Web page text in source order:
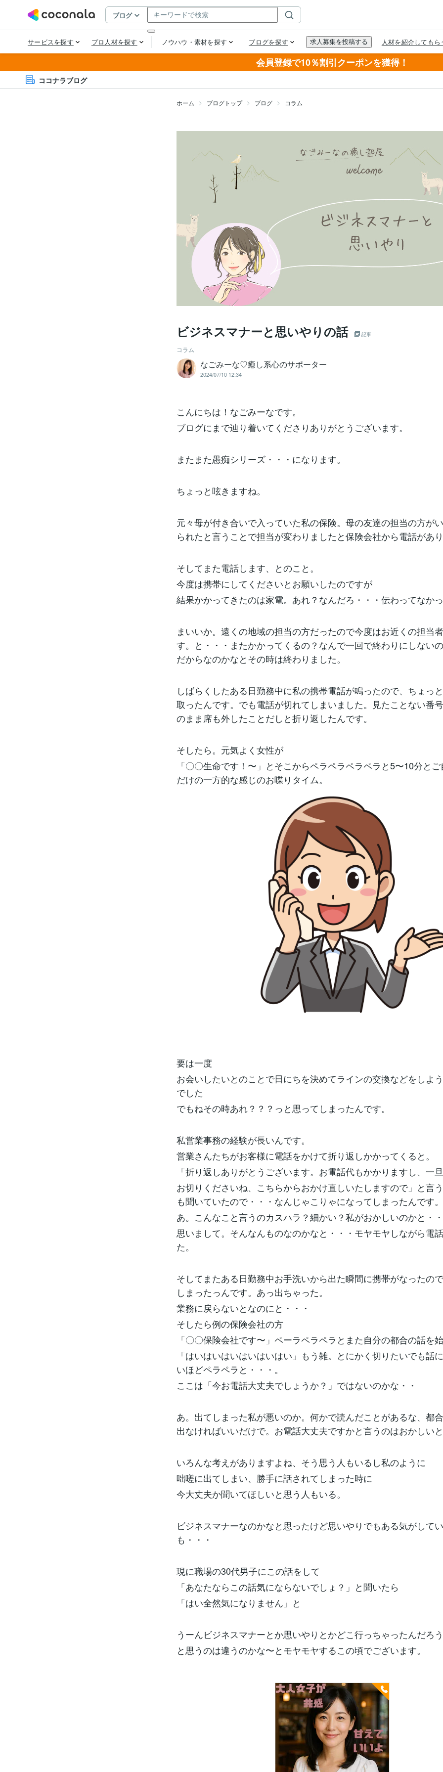
会員登録で10％割引クーポンを獲得！
ココナラブログ
ホーム ブログトップ ブログ コラム
ビジネスマナーと思いやりの話 記事
コラム
なごみーな♡癒し系心のサポーター
2024/07/10 12:34
こんにちは！なごみーなです。
ブログにまで辿り着いてくださりありがとうございます。
またまた愚痴シリーズ・・・になります。
ちょっと呟きますね。
元々母が付き合いで入っていた私の保険。母の友達の担当の方が
られたと言うことで担当が変わりましたと保険会社から電話があり
そしてまた電話します、とのこと。
今度は携帯にしてくださいとお願いしたのですが
結果かかってきたのは家電。あれ？なんだろ・・・伝わってなか
まいいか。遠くの地域の担当の方だったので今度はお近くの担当
す。と・・・またかかってくるの？なんで一回で終わりにしない
だからなのかなとその時は終わりました。
しばらくしたある日勤務中に私の携帯電話が鳴ったので、ちょっ
取ったんです。でも電話が切れてしまいました。見たことない番
のまま席も外したことだしと折り返したんです。
そしたら。元気よく女性が
「〇〇生命です！〜」とそこからペラペラペラペラと5〜10分と
だけの一方的な感じのお喋りタイム。
要は一度
お会いしたいとのことで日にちを決めてラインの交換などをしよ
でした
でもねその時あれ？？？っと思ってしまったんです。
私営業事務の経験が長いんです。
営業さんたちがお客様に電話をかけて折り返しかかってくると。
「折り返しありがとうございます。お電話代もかかりますし、一旦
お切りくださいね、こちらからおかけ直しいたしますので」と言
も聞いていたので・・・なんじゃこりゃになってしまったんです。
あ。こんなこと言うのカスハラ？細かい？私がおかしいのかと・・
思いまして。そんなんものなのかなと・・・モヤモヤしながら電
た。
そしてまたある日勤務中お手洗いから出た瞬間に携帯がなったの
しまったっんです。あっ出ちゃった。
業務に戻らないとなのにと・・・
そしたら例の保険会社の方
「〇〇保険会社です〜」ペーラペラペラとまた自分の都合の話を
「はいはいはいはいはいはい」もう雑。とにかく切りたいでも話
いほどペラペラと・・・。
ここは「今お電話大丈夫でしょうか？」ではないのかな・・
あ。出てしまった私が悪いのか。何かで読んだことがあるな、都
出なければいいだけで。お電話大丈夫ですかと言うのはおかしい
いろんな考えがありますよね、そう思う人もいるし私のように
咄嗟に出てしまい、勝手に話されてしまった時に
今大丈夫か聞いてほしいと思う人もいる。
ビジネスマナーなのかなと思ったけど思いやりでもある気がして
も・・・
現に職場の30代男子にこの話をして
「あなたならこの話気にならないでしょ？」と聞いたら
「はい全然気になりません」と
うーんビジネスマナーとか思いやりとかどこ行っちゃったんだろう
と思うのは違うのかな〜とモヤモヤするこの頃でございます。